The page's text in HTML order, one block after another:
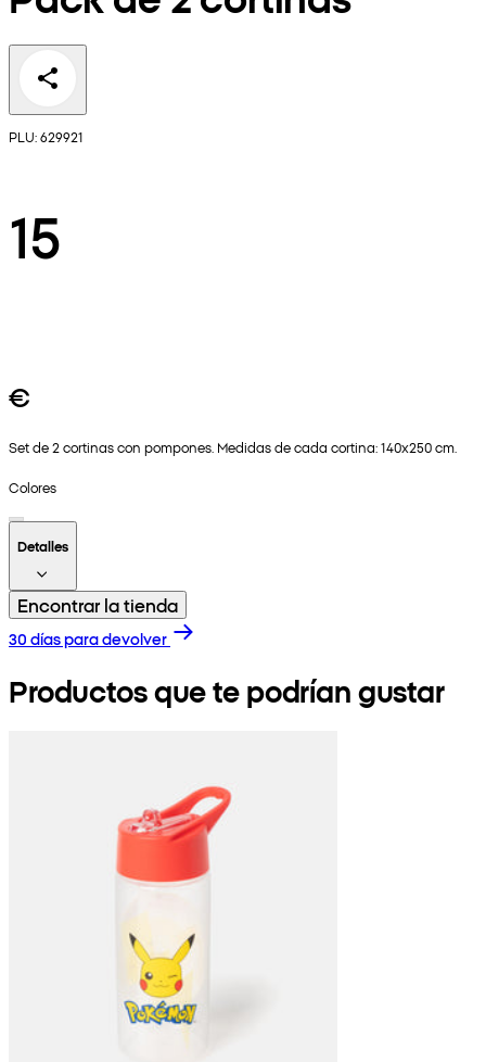
PLU: 629921
15
€
Set de 2 cortinas con pompones. Medidas de cada cortina: 140x250 cm.
Colores
Detalles
Encontrar la tienda
30 días para devolver
Productos que te podrían gustar